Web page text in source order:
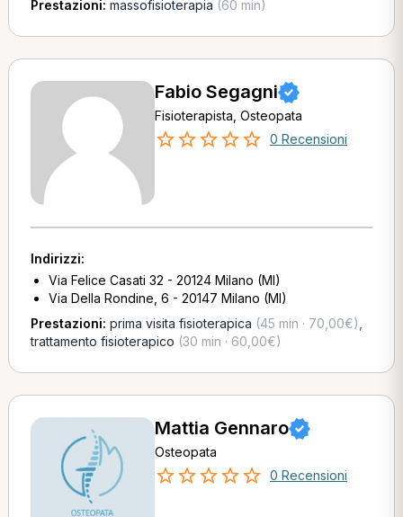
Prestazioni: massofisioterapia (60 min)
Fabio Segagni
Fisioterapista, Osteopata
0 Recensioni
Indirizzi:
Via Felice Casati 32 - 20124 Milano (MI)
Via Della Rondine, 6 - 20147 Milano (MI)
Prestazioni: prima visita fisioterapica (45 min · 70,00€)
trattamento fisioterapico (30 min · 60,00€)
Mattia Gennaro
Osteopata
0 Recensioni